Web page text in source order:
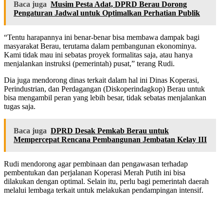
Baca juga Musim Pesta Adat, DPRD Berau Dorong
Pengaturan Jadwal untuk Optimalkan Perhatian Publik
“Tentu harapannya ini benar-benar bisa membawa dampak bagi
masyarakat Berau, terutama dalam pembangunan ekonominya.
Kami tidak mau ini sebatas proyek formalitas saja, atau hanya
menjalankan instruksi (pemerintah) pusat,” terang Rudi.
Dia juga mendorong dinas terkait dalam hal ini Dinas Koperasi,
Perindustrian, dan Perdagangan (Diskoperindagkop) Berau untuk
bisa mengambil peran yang lebih besar, tidak sebatas menjalankan
tugas saja.
Baca juga DPRD Desak Pemkab Berau untuk
Mempercepat Rencana Pembangunan Jembatan Kelay III
Rudi mendorong agar pembinaan dan pengawasan terhadap
pembentukan dan perjalanan Koperasi Merah Putih ini bisa
dilakukan dengan optimal. Selain itu, perlu bagi pemerintah daerah
melalui lembaga terkait untuk melakukan pendampingan intensif.